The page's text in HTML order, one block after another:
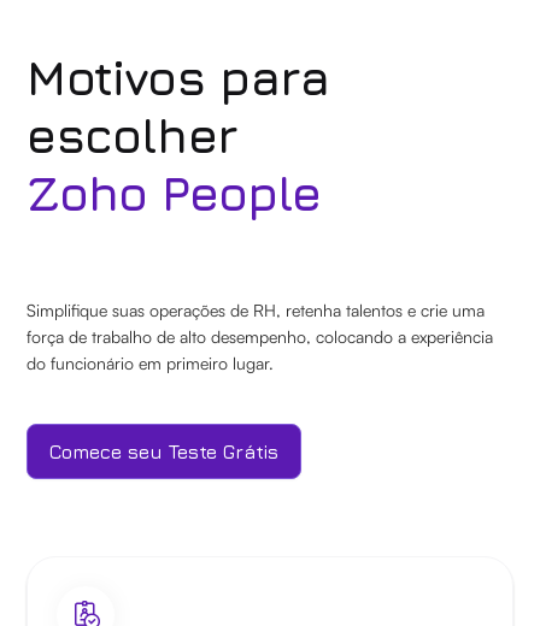
Motivos para
escolher
Zoho People
Simplifique suas operações de RH, retenha talentos e crie uma
força de trabalho de alto desempenho, colocando a experiência
do funcionário em primeiro lugar.
Comece seu Teste Grátis